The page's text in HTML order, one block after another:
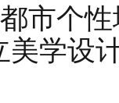
市个
美学设